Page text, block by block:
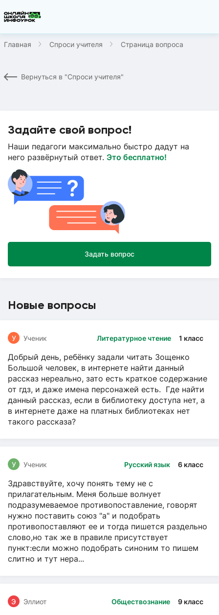
Главная Спроси учителя Страница вопроса
Вернуться в "Спроси учителя"
Задайте свой вопрос!
Наши педагоги максимально быстро дадут на
него развёрнутый ответ. Это бесплатно!
Задать вопрос
Новые вопросы
Литературное чтение 1 класс
У Ученик
Добрый день, ребёнку задали читать Зощенко
Большой человек, в интернете найти данный
рассказ нереально, зато есть краткое содержание
от гдз, и даже имена персонажей есть. Где найти
данный рассказ, если в библиотеку доступа нет, а
в интернете даже на платных библиотеках нет
такого рассказа?
Русский язык 6 класс
У Ученик
Здравствуйте, хочу понять тему не с
прилагательным. Меня больше волнует
подразумеваемое противопоставление, говорят
нужно поставить союз "а" и подобрать
противопоставляют ее и тогда пишется раздельно
слово,но так же в правиле присутствует
пункт:если можно подобрать синоним то пишем
слитно и тут нера...
Обществознание 9 класс
Э Эллиот